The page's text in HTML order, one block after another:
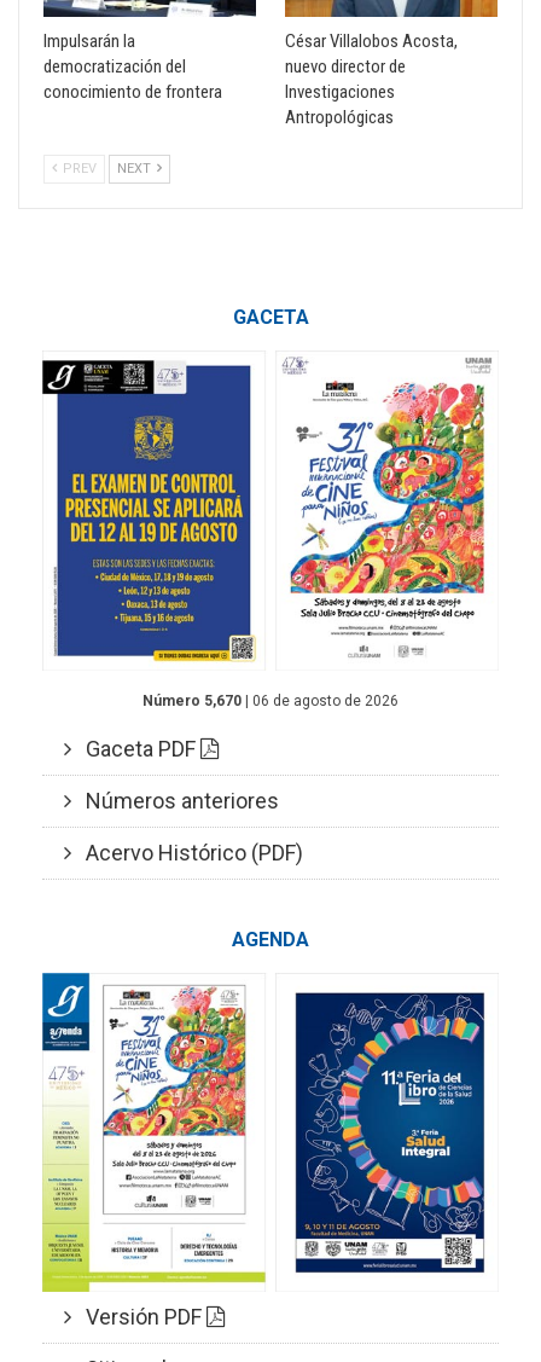
Impulsarán la
democratización del
conocimiento de frontera
César Villalobos Acosta,
nuevo director de
Investigaciones
Antropológicas
PREV NEXT
GACETA
Número 5,670 | 06 de agosto de 2026
Gaceta PDF
Números anteriores
Acervo Histórico (PDF)
AGENDA
Versión PDF